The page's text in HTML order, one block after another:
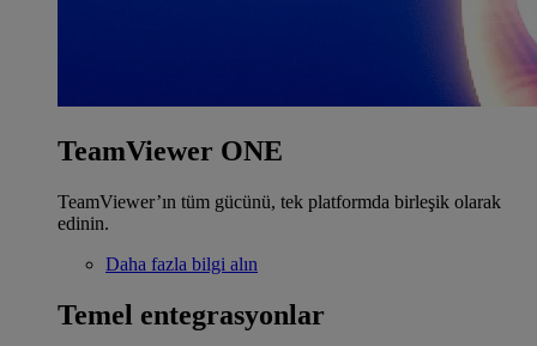
TeamViewer ONE
TeamViewer’ın tüm gücünü, tek platformda birleşik olarak
edinin.
Daha fazla bilgi alın
Temel entegrasyonlar